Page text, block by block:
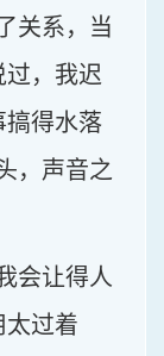
关系，当
，我迟
搞得水落
，声音之
会让得人
过着